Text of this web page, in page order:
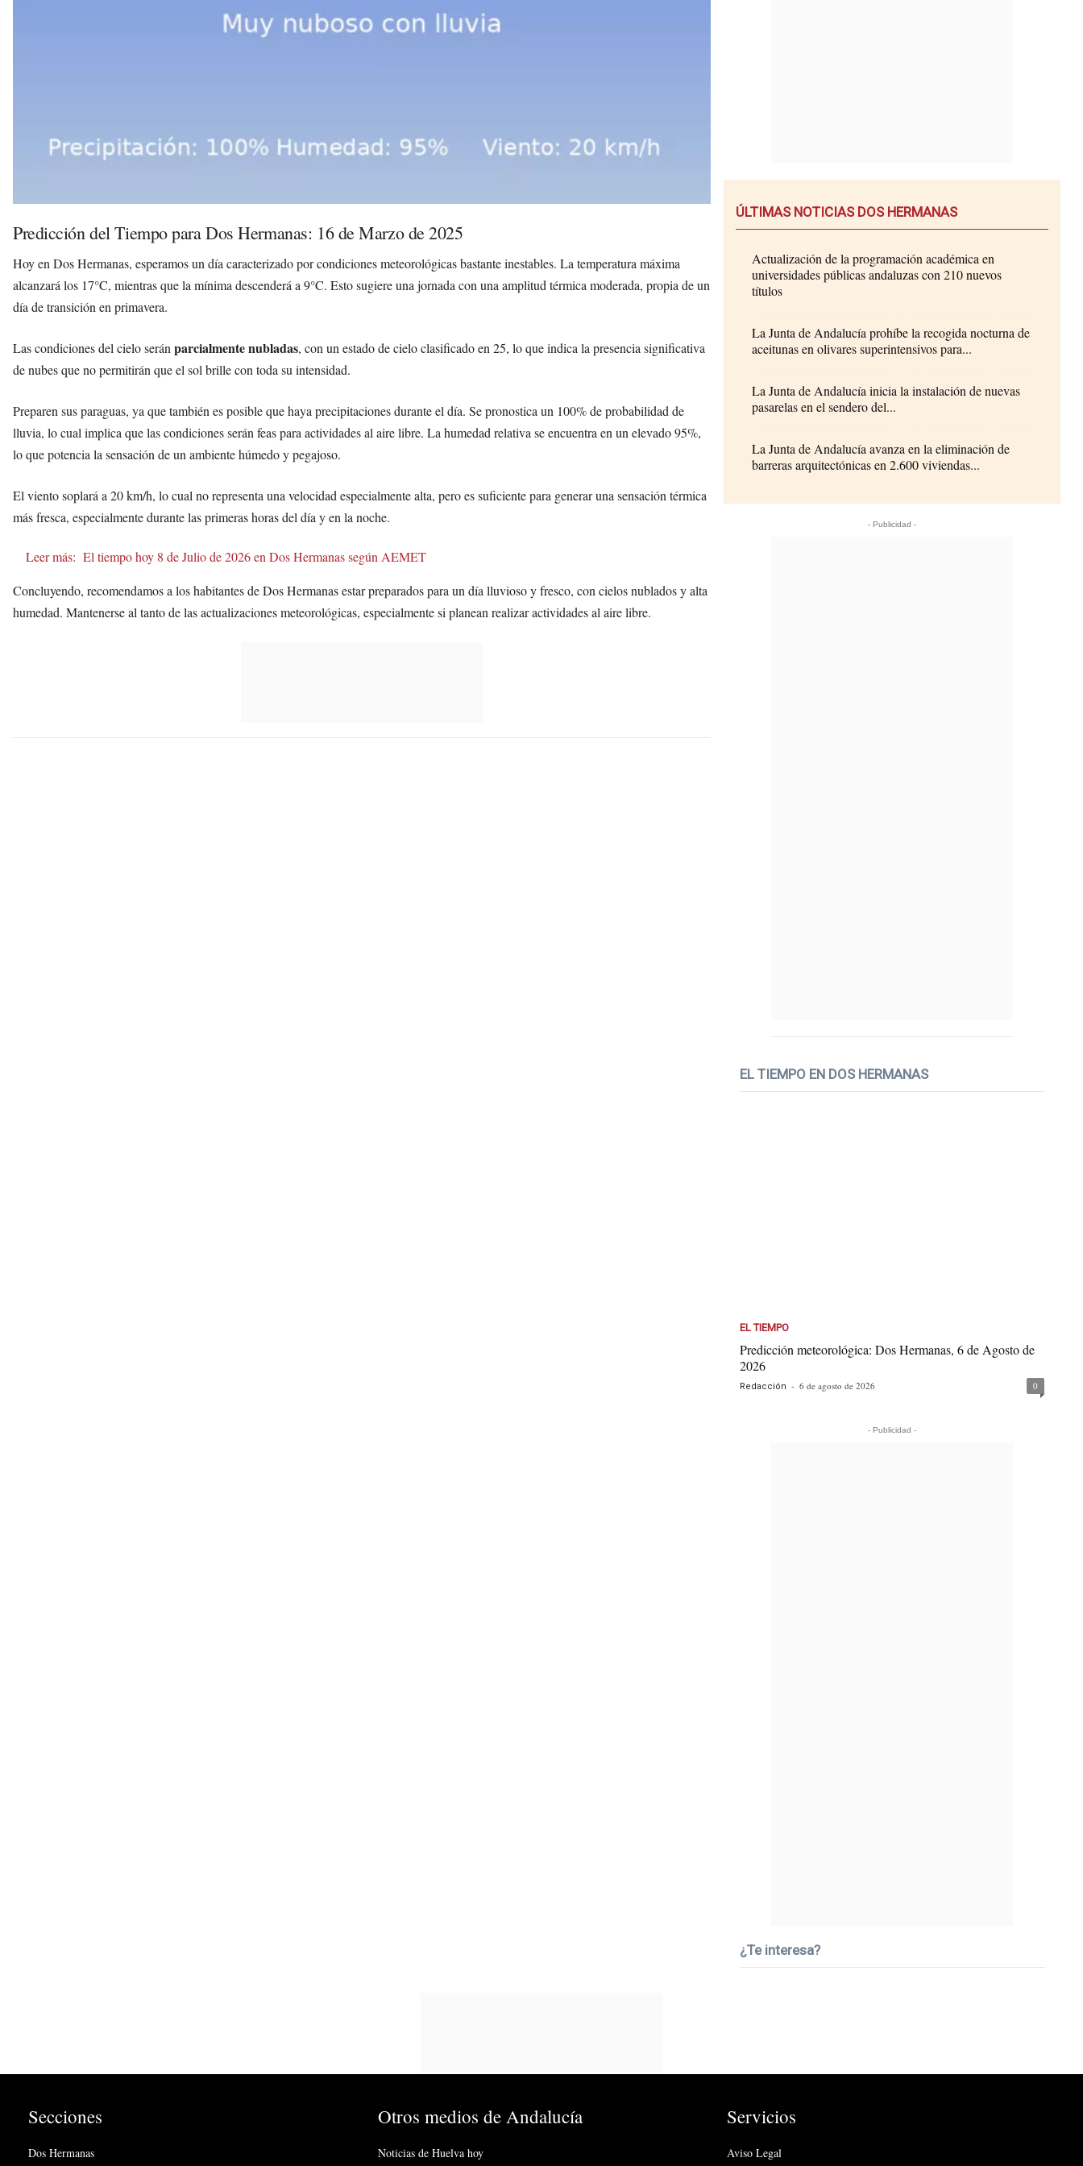
Predicción del Tiempo para Dos Hermanas: 16 de Marzo de 2025
Hoy en Dos Hermanas, esperamos un día caracterizado por condiciones meteorológicas bastante inestables. La temperatura máxima
alcanzará los 17°C, mientras que la mínima descenderá a 9°C. Esto sugiere una jornada con una amplitud térmica moderada, propia de un
día de transición en primavera.
Las condiciones del cielo serán parcialmente nubladas, con un estado de cielo clasificado en 25, lo que indica la presencia significativa
de nubes que no permitirán que el sol brille con toda su intensidad.
Preparen sus paraguas, ya que también es posible que haya precipitaciones durante el día. Se pronostica un 100% de probabilidad de
lluvia, lo cual implica que las condiciones serán feas para actividades al aire libre. La humedad relativa se encuentra en un elevado 95%,
lo que potencia la sensación de un ambiente húmedo y pegajoso.
El viento soplará a 20 km/h, lo cual no representa una velocidad especialmente alta, pero es suficiente para generar una sensación térmica
más fresca, especialmente durante las primeras horas del día y en la noche.
Leer más: El tiempo hoy 8 de Julio de 2026 en Dos Hermanas según AEMET
Concluyendo, recomendamos a los habitantes de Dos Hermanas estar preparados para un día lluvioso y fresco, con cielos nublados y alta
humedad. Mantenerse al tanto de las actualizaciones meteorológicas, especialmente si planean realizar actividades al aire libre.
ÚLTIMAS NOTICIAS DOS HERMANAS
Actualización de la programación académica en
universidades públicas andaluzas con 210 nuevos
títulos
La Junta de Andalucía prohíbe la recogida nocturna de
aceitunas en olivares superintensivos para...
La Junta de Andalucía inicia la instalación de nuevas
pasarelas en el sendero del...
La Junta de Andalucía avanza en la eliminación de
barreras arquitectónicas en 2.600 viviendas...
- Publicidad -
EL TIEMPO EN DOS HERMANAS
EL TIEMPO
Predicción meteorológica: Dos Hermanas, 6 de Agosto de
2026
Redacción - 6 de agosto de 2026 0
- Publicidad -
¿Te interesa?
Secciones
Dos Hermanas
Otros medios de Andalucía
Noticias de Huelva hoy
Servicios
Aviso Legal